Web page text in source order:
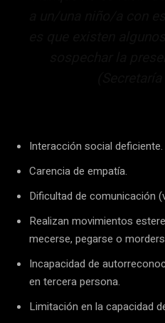
Interacción social deficiente.
Carencia de empatía.
Dificultad de comunicación
Realizan movimientos
mecerse, pegarse o
Incapacidad de
en tercera persona.
Limitación en la capacidad